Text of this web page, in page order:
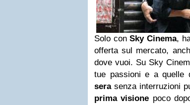
Solo conSky Cinema,
offerta sul mercato,
dove vuoi. Su Sky
tue passioni e a quelle
serasenza interruzioni
prima visione poco